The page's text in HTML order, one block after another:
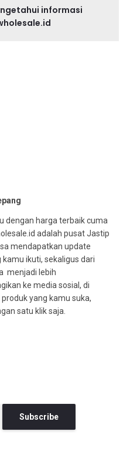
informasi
dengan harga terbaik cuma
adalah pusat Jastip
mendapatkan update
ikuti, sekaligus dari
menjadi lebih
ke media sosial, di
yang kamu suka,
satu klik saja.